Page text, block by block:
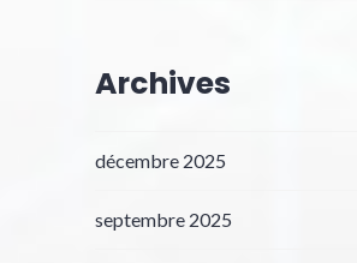
Archives
décembre 2025
septembre 2025